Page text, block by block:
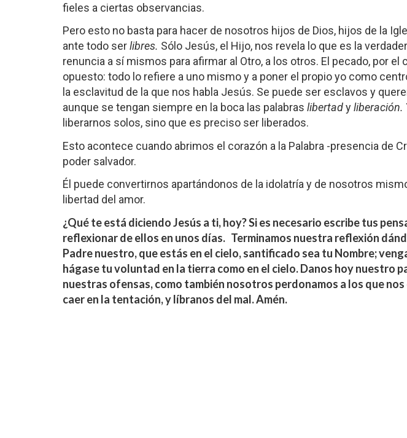
fieles a ciertas observancias.
Pero esto no basta para hacer de nosotros hijos de Dios, hijos de la
ante todo serlibres. Sólo Jesús, el Hijo, nos revela lo que es la
renuncia a sí mismos para afirmar al Otro, a los otros. El pecado, por el
opuesto: todo lo refiere a uno mismo y a poner el propio yo como
la esclavitud de la que nos habla Jesús. Se puede ser esclavos y
aunque se tengan siempre en la boca las palabras libertadyliberación.
liberarnos solos, sino que es preciso ser liberados.
Esto acontece cuando abrimos el corazón a la Palabra -presencia de
poder salvador.
Él puede convertirnos apartándonos de la idolatría y de nosotros
libertad del amor.
¿Qué te está diciendo Jesús a ti, hoy?Si es necesario escribe tus
reflexionar de ellos en unos días. Terminamos nuestra reflexión
Padre nuestro, que estás en el cielo, santificado sea tu Nombre;
hágase tu voluntad en la tierra como en el cielo.Danos hoy nuestro
nuestras ofensas, como también nosotros perdonamos a los que
caer en la tentación, y líbranos del mal. Amén.